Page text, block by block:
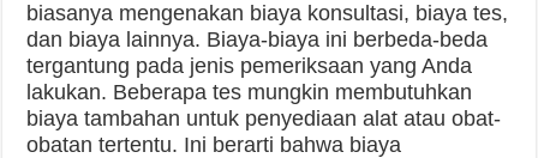
biasanya mengenakan biaya konsultasi, biaya tes,
dan biaya lainnya. Biaya-biaya ini berbeda-beda
tergantung pada jenis pemeriksaan yang Anda
lakukan. Beberapa tes mungkin membutuhkan
biaya tambahan untuk penyediaan alat atau obat-
obatan tertentu. Ini berarti bahwa biaya